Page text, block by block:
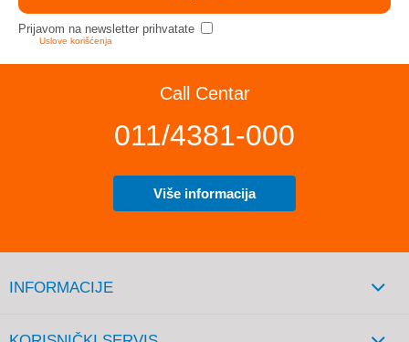
Prijavom na newsletter prihvatate
Uslove korišćenja
Call Centar
011/4381-000
Više informacija
INFORMACIJE